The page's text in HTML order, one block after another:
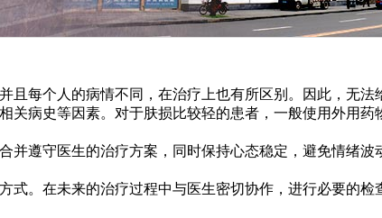
每个人的病情不同，在治疗上也有所区别。因此，无法
病史等因素。对于肤损比较轻的患者，一般使用外用
并遵守医生的治疗方案，同时保持心态稳定，避免情绪
。在未来的治疗过程中与医生密切协作，进行必要的检